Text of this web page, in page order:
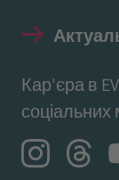
Кар'єра в